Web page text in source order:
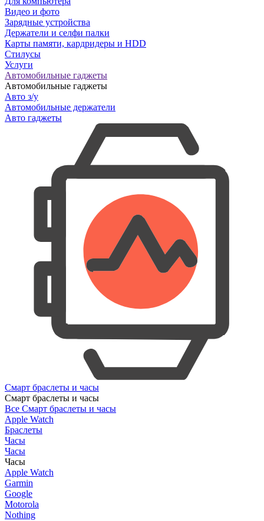
Видео и фото
Зарядные устройства
Держатели и селфи палки
Карты памяти, кардридеры и HDD
Стилусы
Услуги
Автомобильные гаджеты
Автомобильные гаджеты
Авто з/у
Автомобильные держатели
Авто гаджеты
Смарт браслеты и часы
Смарт браслеты и часы
Все Смарт браслеты и часы
Apple Watch
Браслеты
Часы
Часы
Часы
Apple Watch
Garmin
Google
Motorola
Nothing